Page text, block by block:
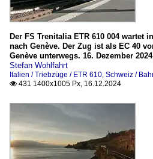
Der FS Trenitalia ETR 610 004 wartet
nach Genève. Der Zug ist als EC 40
Genève unterwegs. 16. Dezember 2024
Stefan Wohlfahrt
Italien / Triebzüge / ETR 610, Schweiz /
 431 1400x1005 Px, 16.12.2024